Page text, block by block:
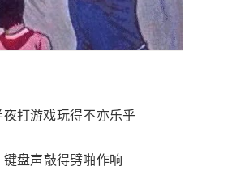
夜打游戏玩得不亦乐乎
键盘声敲得劈啪作响